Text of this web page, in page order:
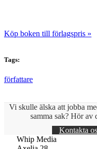
Köp boken till förlagspris »
Tags:
författare
Vi skulle älska att jobba
samma sak? Hör av
Kontakta
Whip Media